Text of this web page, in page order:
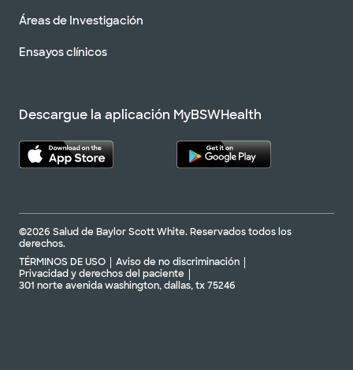
Áreas de Investigación
Ensayos clínicos
Descargue la aplicación MyBSWHealth
©2026 Salud de Baylor Scott White. Reservados todos los
derechos.
TÉRMINOS DE USO
Aviso de no discriminación
Privacidad y derechos del paciente
301 norte avenida washington, dallas, tx 75246